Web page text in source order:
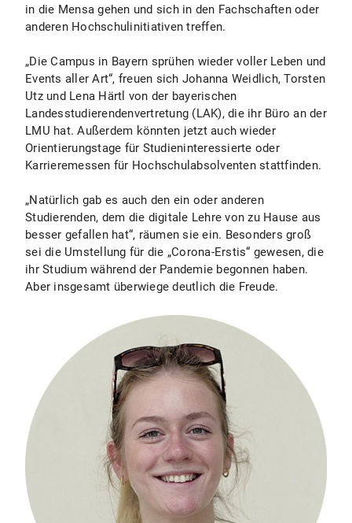
in die Mensa gehen und sich in den Fachschaften oder
anderen Hochschulinitiativen treffen.
„Die Campus in Bayern sprühen wieder voller Leben und
Events aller Art“, freuen sich Johanna Weidlich, Torsten
Utz und Lena Härtl von der bayerischen
Landesstudierendenvertretung (LAK), die ihr Büro an der
LMU hat. Außerdem könnten jetzt auch wieder
Orientierungstage für Studieninteressierte oder
Karrieremessen für Hochschulabsolventen stattfinden.
„Natürlich gab es auch den ein oder anderen
Studierenden, dem die digitale Lehre von zu Hause aus
besser gefallen hat“, räumen sie ein. Besonders groß
sei die Umstellung für die „Corona-Erstis“ gewesen, die
ihr Studium während der Pandemie begonnen haben.
Aber insgesamt überwiege deutlich die Freude.